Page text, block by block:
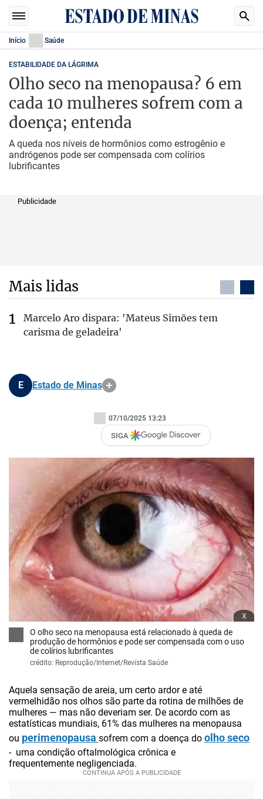
Início Saúde
ESTABILIDADE DA LÁGRIMA
Olho seco na menopausa? 6 em
cada 10 mulheres sofrem com a
doença; entenda
A queda nos níveis de hormônios como estrogênio e
andrógenos pode ser compensada com colírios
lubrificantes
Publicidade
Mais lidas
Marcelo Aro dispara: 'Mateus Simões tem
carisma de geladeira'
E Estado de Minas
07/10/2025 13:23
SIGA
x
O olho seco na menopausa está relacionado à queda de
produção de hormônios e pode ser compensada com o uso
de colírios lubrificantes
crédito: Reprodução/Internet/Revista Saúde
Aquela sensação de areia, um certo ardor e até
vermelhidão nos olhos são parte da rotina de milhões de
mulheres — mas não deveriam ser. De acordo com as
estatísticas mundiais, 61% das mulheres na menopausa
ou perimenopausa sofrem com a doença do olho seco
- uma condição oftalmológica crônica e
frequentemente negligenciada.